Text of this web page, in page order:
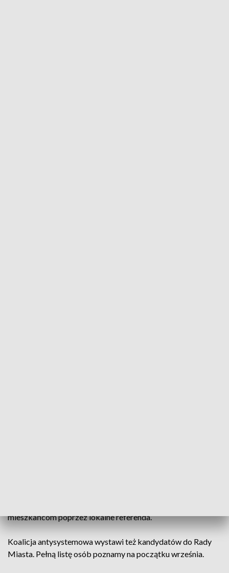
mieszkańcom poprzez lokalne referenda.
Koalicja antysystemowa wystawi też kandydatów do Rady
Miasta. Pełną listę osób poznamy na początku września.